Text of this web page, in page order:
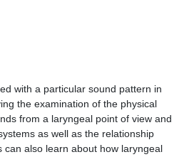
with a particular sound pattern in
the examination of the physical
from a laryngeal point of view and
as well as the relationship
can also learn about how laryngeal